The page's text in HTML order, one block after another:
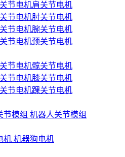
肩关节电机
肘关节电机
腕关节电机
颈关节电机
髋关节电机
膝关节电机
踝关节电机
机器人关节模组
机器狗电机